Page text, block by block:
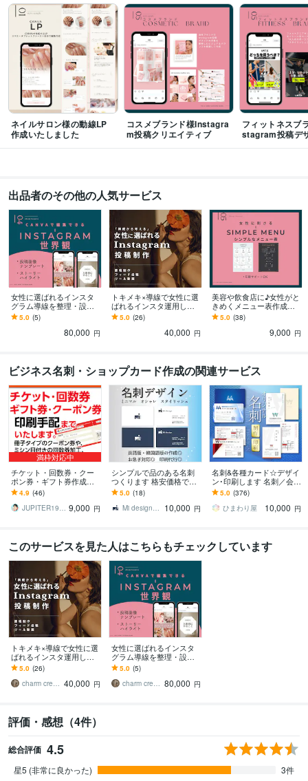
ネイルサロン様の動線LP
作成いたしました
コスメブランド様Instagra
m投稿クリエイティブ
フィットネスブ
stagram投稿デ
出品者のその他の人気サービス
女性に選ばれるインスタ
グラム導線を整理・設計
します SNSを頑張っても
集客できない。原因は導
線設計かもしれません
5.0 (5)
80,000 円
トキメキ×導線で女性に選
ばれるインスタ運用しま
す 美容ブランドデザイナ
ーが、構成・原稿・デザ
5.0 (26)
40,000 円
美容や飲食店に♪女性がと
きめくメニュー表作成し
ます 伝わるデザイン♪ご
希望の方には印刷までサ
5.0 (38)
9,000 円
ビジネス名刺・ショップカード作成の関連サービス
満枠対応中
チケット・回数券・クー
ポン券・ギフト券作成し
ます 「印刷業界歴35年」
プロの技術でお手伝いい
たします。
4.9 (46)
JUPITER1970 9,000 円
シンプルで品のある名刺
つくります 格安価格でセ
ンスのいい名刺をデザイ
ンします
5.0 (18)
Mi design…
10,000 円
名刺&各種カード☆デザイ
ン･印刷します 名刺／会員
証／ポイントカード／シ
ョップカード
5.0 (376)
ひまわり屋
10,000 円
このサービスを見た人はこちらもチェックしています
トキメキ×導線で女性に選
ばれるインスタ運用しま
す 美容ブランドデザイナ
ーが、構成・原稿・デザ
インをご提案
5.0 (26)
charm creativeハナシロむぎ 40,000 円
女性に選ばれるインスタ
グラム導線を整理・設計
します SNSを頑張っても
集客できない。原因は導
線設計かもしれません
5.0 (5)
charm creativeハナシロむぎ 80,000 円
評価・感想（4件）
総合評価 4.5
星5 (非常に良かった)
3件